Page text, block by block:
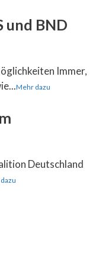
und BND
Immer,
Mehr dazu
Deutschland